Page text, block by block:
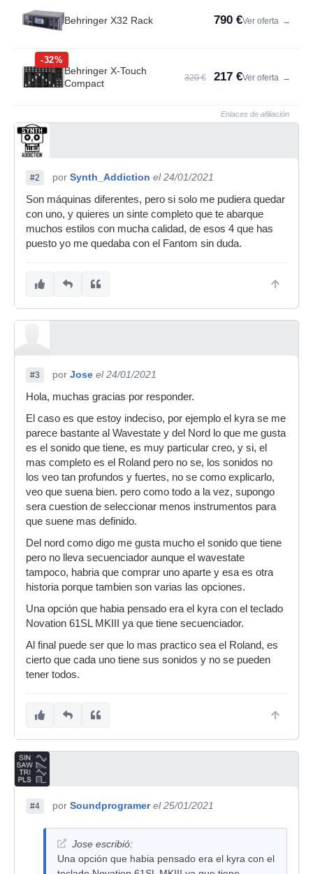
Behringer X32 Rack 790 €Ver oferta →
-32%
Behringer X-Touch
Compact
320 € 217 €Ver oferta →
Enlaces de afiliación
#2 por Synth_Addiction el 24/01/2021
Son máquinas diferentes, pero si solo me pudiera quedar
con uno, y quieres un sinte completo que te abarque
muchos estilos con mucha calidad, de esos 4 que has
puesto yo me quedaba con el Fantom sin duda.
#3 por Jose el 24/01/2021
Hola, muchas gracias por responder.
El caso es que estoy indeciso, por ejemplo el kyra se me
parece bastante al Wavestate y del Nord lo que me gusta
es el sonido que tiene, es muy particular creo, y si, el
mas completo es el Roland pero no se, los sonidos no
los veo tan profundos y fuertes, no se como explicarlo,
veo que suena bien. pero como todo a la vez, supongo
sera cuestion de seleccionar menos instrumentos para
que suene mas definido.
Del nord como digo me gusta mucho el sonido que tiene
pero no lleva secuenciador aunque el wavestate
tampoco, habria que comprar uno aparte y esa es otra
historia porque tambien son varias las opciones.
Una opción que habia pensado era el kyra con el teclado
Novation 61SL MKIII ya que tiene secuenciador.
Al final puede ser que lo mas practico sea el Roland, es
cierto que cada uno tiene sus sonidos y no se pueden
tener todos.
#4 por Soundprogramer el 25/01/2021
Jose escribió:
Una opción que habia pensado era el kyra con el